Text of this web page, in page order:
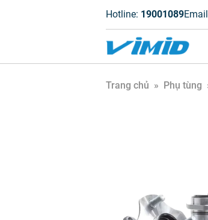
Hotline: 19001089
Trang chủ » Phụ tùng